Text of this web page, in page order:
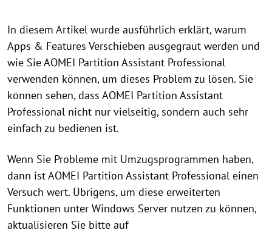
In diesem Artikel wurde ausführlich erklärt, warum
Apps & Features Verschieben ausgegraut werden und
wie Sie AOMEI Partition Assistant Professional
verwenden können, um dieses Problem zu lösen. Sie
können sehen, dass AOMEI Partition Assistant
Professional nicht nur vielseitig, sondern auch sehr
einfach zu bedienen ist.
Wenn Sie Probleme mit Umzugsprogrammen haben,
dann ist AOMEI Partition Assistant Professional einen
Versuch wert. Übrigens, um diese erweiterten
Funktionen unter Windows Server nutzen zu können,
aktualisieren Sie bitte auf